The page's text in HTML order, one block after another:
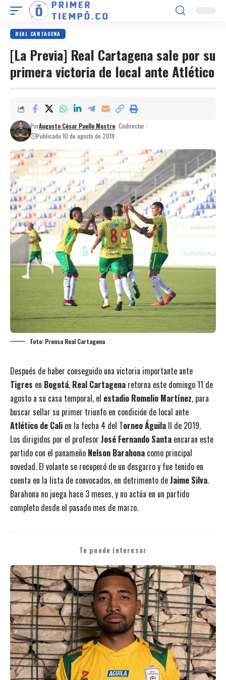
REAL CARTAGENA
[La Previa] Real Cartagena sale por su
primera victoria de local ante Atlético
PorAugusto César Puello Mestre- Codirector
Publicado 10 de agosto de 2019
Foto: Prensa Real Cartagena
Después de haber conseguido una victoria importante ante
Tigres en Bogotá, Real Cartagena retorna este domingo 11 de
agosto a su casa temporal, el estadio Romelio Martínez, para
buscar sellar su primer triunfo en condición de local ante
Atlético de Cali en la fecha 4 del Torneo Águila II de 2019.
Los dirigidos por el profesor José Fernando Santa encaran este
partido con el panameño Nelson Barahona como principal
novedad. El volante se recuperó de un desgarro y fue tenido en
cuenta en la lista de convocados, en detrimento deJaime Silva.
Barahona no juega hace 3 meses, y no actúa en un partido
completo desde el pasado mes de marzo.
Te puede interesar